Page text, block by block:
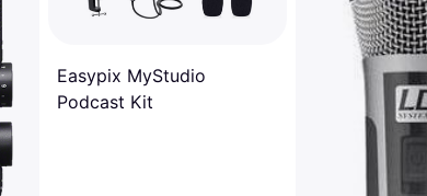
Easypix MyStudio
Podcast Kit